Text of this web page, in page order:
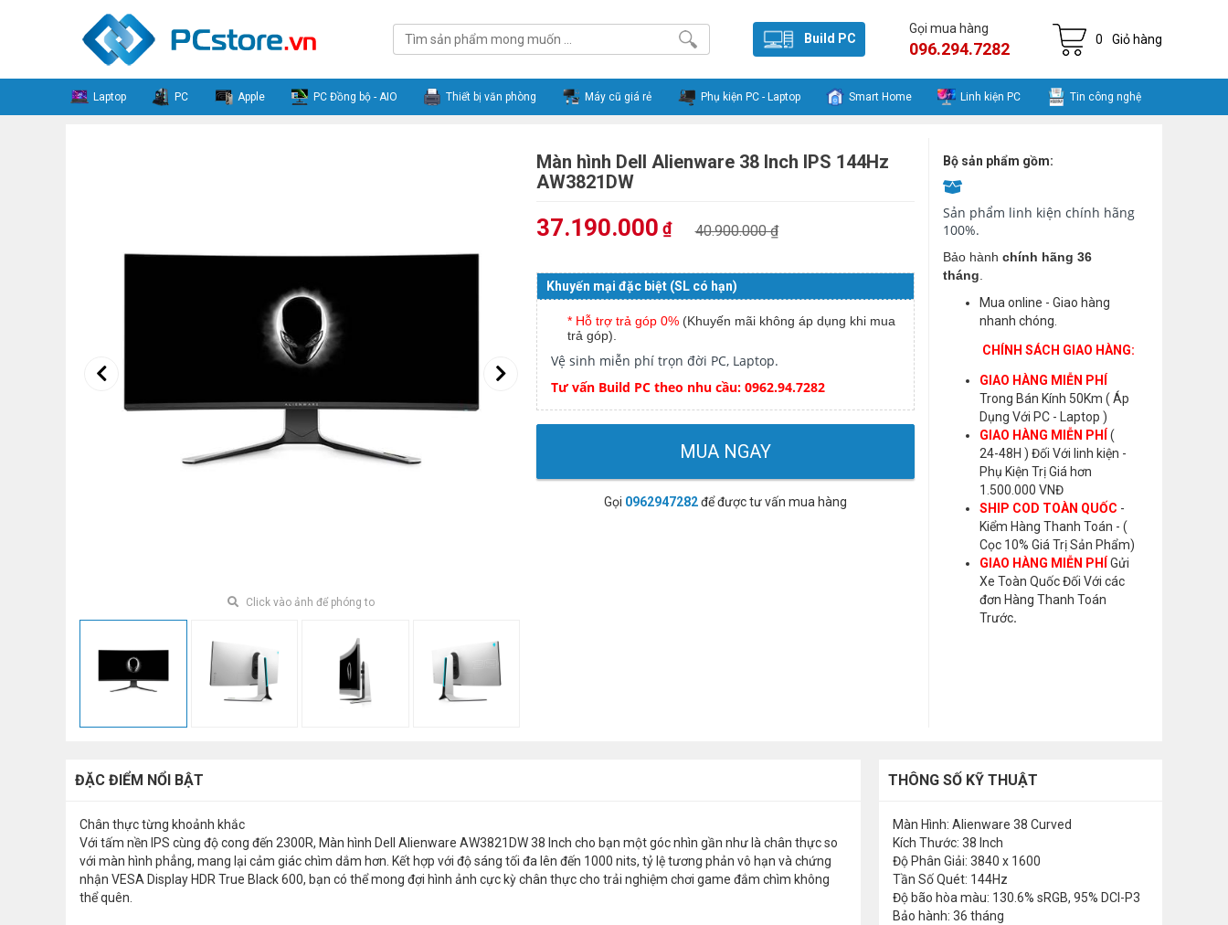
Build PC
Gọi mua hàng
096.294.7282 0 Giỏ hàng
Laptop PC Apple PC Đồng bộ - AIO Thiết bị văn phòng Máy cũ giá rẻ Phụ kiện PC - Laptop Smart Home Linh kiện PC Tin công nghệ
Click vào ảnh để phóng to
Màn hình Dell Alienware 38 Inch IPS 144Hz
AW3821DW
37.190.000 ₫ 40.900.000 ₫
Khuyến mại đặc biệt (SL có hạn)
* Hỗ trợ trả góp 0% (Khuyến mãi không áp dụng khi mua
trả góp).
Vệ sinh miễn phí trọn đời PC, Laptop.
Tư vấn Build PC theo nhu cầu: 0962.94.7282
MUA NGAY
Gọi 0962947282để được tư vấn mua hàng
Bộ sản phẩm gồm:
Sản phẩm linh kiện chính hãng
100%.
Bảo hành chính hãng 36
tháng
Mua online - Giao hàng
nhanh chóng.
CHÍNH SÁCH GIAO HÀNG:
GIAO HÀNG MIỄN PHÍ
Trong Bán Kính 50Km ( Áp
Dụng Với PC - Laptop )
GIAO HÀNG MIỄN PHÍ
(
24-48H ) Đối Với linh kiện -
Phụ Kiện Trị Giá hơn
1.500.000 VNĐ
SHIP COD TOÀN QUỐC -
Kiểm Hàng Thanh Toán - (
Cọc 10% Giá Trị Sản Phẩm)
GIAO HÀNG MIỄN PHÍ
Gửi
Xe Toàn Quốc Đối Với các
đơn Hàng Thanh Toán
Trước.
ĐẶC ĐIỂM NỔI BẬT
Chân thực từng khoảnh khắc
Với tấm nền IPS cùng độ cong đến 2300R, Màn hình Dell Alienware AW3821DW 38 Inch cho bạn một góc nhìn gần như là chân thực so
với màn hình phẳng, mang lại cảm giác chìm dắm hơn. Kết hợp với độ sáng tối đa lên đến 1000 nits, tỷ lệ tương phản vô hạn và chứng
nhận VESA Display HDR True Black 600, bạn có thể mong đợi hình ảnh cực kỳ chân thực cho trải nghiệm chơi game đắm chìm không
thể quên.
THÔNG SỐ KỸ THUẬT
Màn Hình: Alienware 38 Curved
Kích Thước: 38 Inch
Độ Phân Giải: 3840 x 1600
Tần Số Quét: 144Hz
Độ bão hòa màu: 130.6% sRGB, 95% DCI-P3
Bảo hành: 36 tháng